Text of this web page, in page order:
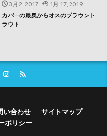
3月 2, 2017
1月 17, 2019
カバーの最奥からオスのブラウント
ラウト
い合わせ
サイトマップ
ポリシー